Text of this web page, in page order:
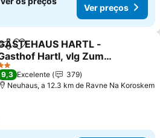
Ver preços
Adicionar aos favoritos
HARTL -
Hartl, vlg Zum
preços
Estrelas
9,3 Excelente
379
Neuhaus, a 12.3 km de Ravne Na Koroskem